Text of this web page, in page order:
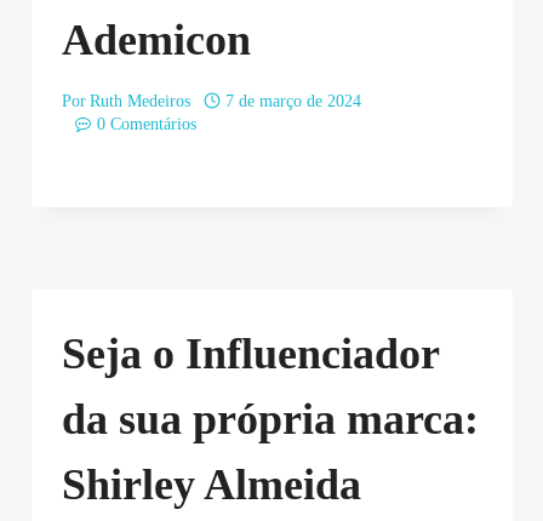
Ademicon
Por Ruth Medeiros
7 de março de 2024
0 Comentários
Seja o Influenciador
da sua própria marca:
Shirley Almeida